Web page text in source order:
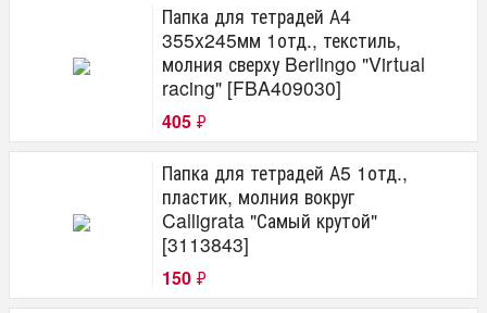
Папка для тетрадей А4
355x245мм 1отд., текстиль,
молния сверху Berlingo "Virtual
racing" [FBA409030]
405 ₽
Папка для тетрадей А5 1отд.,
пластик, молния вокруг
Calligrata "Самый крутой"
[3113843]
150 ₽